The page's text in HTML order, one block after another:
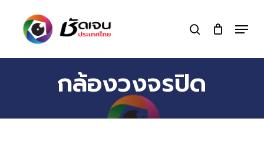
search Menu
กล้องวงจรปิด
Close